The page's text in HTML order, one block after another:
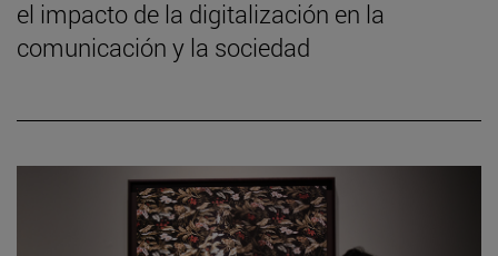
el impacto de la digitalización en la
comunicación y la sociedad